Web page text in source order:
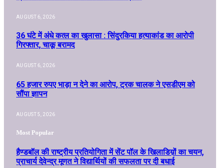
AUGUST 6, 2026
36 घंटे में अंधे कत्ल का खुलासा : सिंदुरकिया हत्याकांड का आरोपी
गिरफ्तार, चाकू बरामद
AUGUST 6, 2026
65 हजार रुपए भाड़ा न देने का आरोप, ट्रक चालक ने एसडीएम को
सौंपा ज्ञापन
AUGUST 5, 2026
Most Popular
हैण्डबॉल की राष्ट्रीय प्रतियोगिता में सेंट पॉल के खिलाडिय़ों का चयन,
प्राचार्य देवेन्द्र मूणत ने विद्यार्थियों की सफलता पर दी बधाई